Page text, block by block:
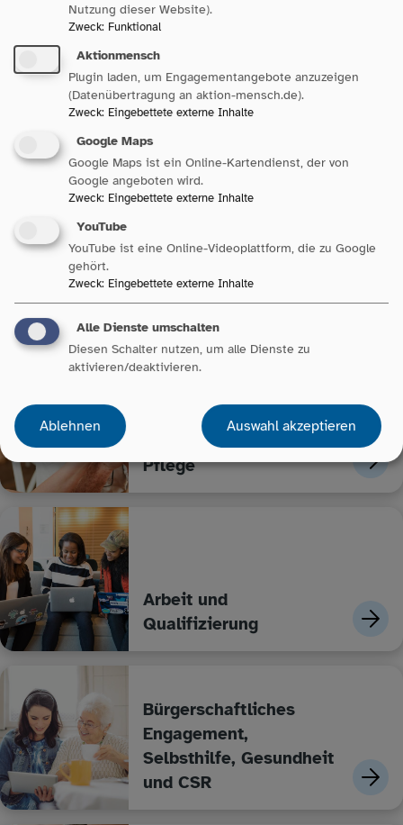
Sozialpolitik in Baden-
Württemberg
Unsere Bereiche
Ältere Menschen und
Pflege
Arbeit und
Qualifizierung
Bürgerschaftliches
Engagement,
Selbsthilfe, Gesundheit
und CSR
Nutzung dieser Website).
Zweck: Funktional
Aktionmensch
Plugin laden, um Engagementangebote anzuzeigen
(Datenübertragung an aktion-mensch.de).
Zweck: Eingebettete externe Inhalte
Google Maps
Google Maps ist ein Online-Kartendienst, der von
Google angeboten wird.
Zweck: Eingebettete externe Inhalte
YouTube
YouTube ist eine Online-Videoplattform, die zu Google
gehört.
Zweck: Eingebettete externe Inhalte
Alle Dienste umschalten
Diesen Schalter nutzen, um alle Dienste zu
aktivieren/deaktivieren.
Ablehnen Auswahl akzeptieren